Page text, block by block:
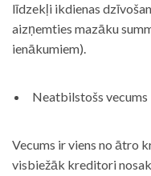
līdzekļi ikdienas
aizņemties mazāku
ienākumiem).
Neatbilstošs vecums
Vecums ir viens no ātro
visbiežāk kreditori